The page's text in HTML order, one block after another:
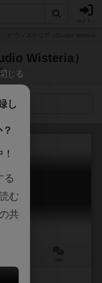
Wisteria）
じる
し
る
む
共